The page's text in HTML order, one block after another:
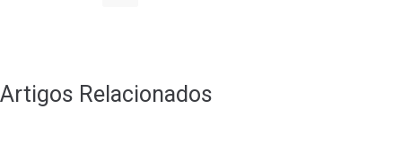
Artigos Relacionados